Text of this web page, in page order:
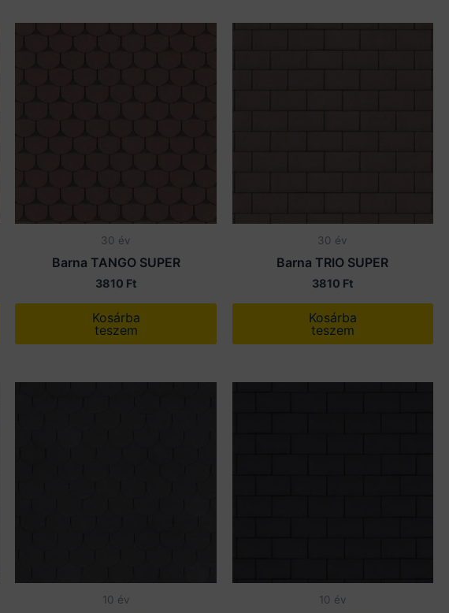
30 év
Barna TANGO SUPER
3810 Ft
Kosárba
teszem
30 év
Barna TRIO SUPER
3810 Ft
Kosárba
teszem
10 év 10 év